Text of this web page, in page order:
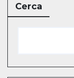
Cerca